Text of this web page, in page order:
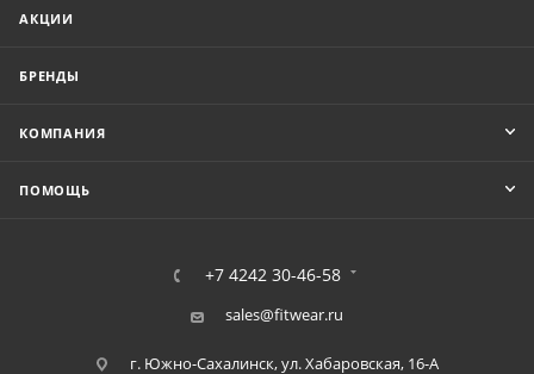
АКЦИИ
БРЕНДЫ
КОМПАНИЯ
ПОМОЩЬ
+7 4242 30-46-58
sales@fitwear.ru
г. Южно-Сахалинск, ул. Хабаровская, 16-А